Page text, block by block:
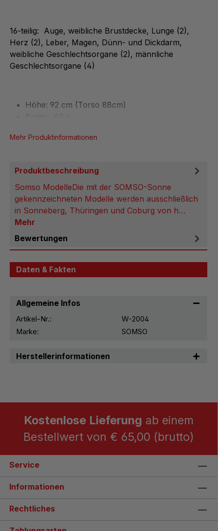
16-teilig: Auge, weibliche Brustdecke, Lunge (2),
Herz (2), Leber, Magen, Dünn- und Dickdarm,
weibliche Geschlechtsorgane (2), männliche
Geschlechtsorgane (4)
Höhe: 92 cm (Torso 88cm)
Mehr Produktinformationen
Produktbeschreibung
Somso ModelleDie mit der SOMSO-Sonne
gekennzeichneten Modelle werden ausschließlich
in Sonneberg, Thüringen und Coburg von h…
Mehr
Bewertungen
Daten & Fakten
Allgemeine Infos
Artikel-Nr.:
W-2004
Marke:
SOMSO
Herstellerinformationen
Kostenlose Lieferung ab einem
Bestellwert von € 65,00 (brutto)
Service
Informationen
Rechtliches